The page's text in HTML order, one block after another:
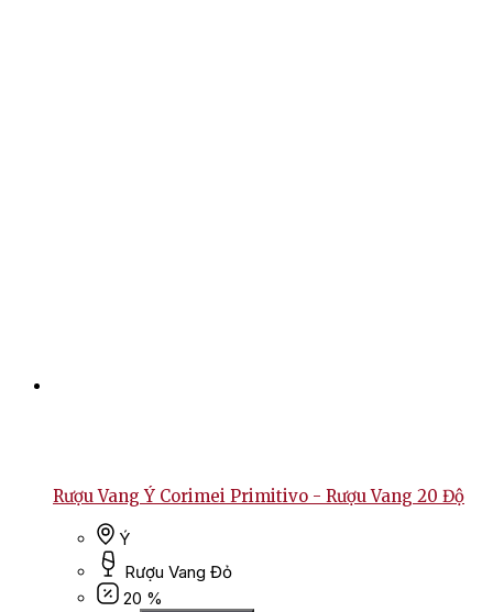
Rượu Vang Ý Corimei Primitivo - Rượu Vang 20 Độ
Ý
Rượu Vang Đỏ
20 %